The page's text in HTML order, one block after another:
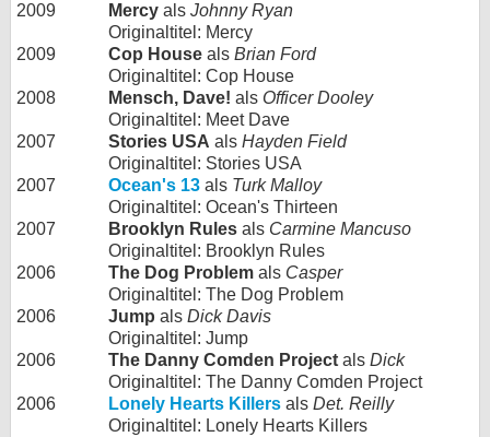
2009
Mercy als Johnny Ryan
Originaltitel: Mercy
2009
Cop House als Brian Ford
Originaltitel: Cop House
2008
Mensch, Dave! als Officer Dooley
Originaltitel: Meet Dave
2007
Stories USA als Hayden Field
Originaltitel: Stories USA
2007
Ocean's 13 als Turk Malloy
Originaltitel: Ocean's Thirteen
2007
Brooklyn Rules als Carmine Mancuso
Originaltitel: Brooklyn Rules
2006
The Dog Problem als Casper
Originaltitel: The Dog Problem
2006
Jump als Dick Davis
Originaltitel: Jump
2006
The Danny Comden Project als Dick
Originaltitel: The Danny Comden Project
2006
Lonely Hearts Killers als Det. Reilly
Originaltitel: Lonely Hearts Killers